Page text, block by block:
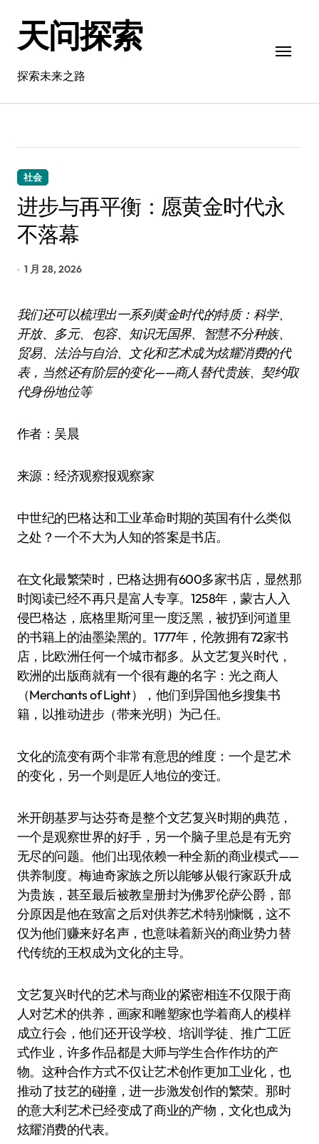
天问探索
探索未来之路
社会
进步与再平衡：愿黄金时代永
不落幕
1 月 28, 2026
我们还可以梳理出一系列黄金时代的特质：科学、
开放、多元、包容、知识无国界、智慧不分种族、
贸易、法治与自治、文化和艺术成为炫耀消费的代
表，当然还有阶层的变化——商人替代贵族、契约取
代身份地位等
作者：吴晨
来源：经济观察报观察家
中世纪的巴格达和工业革命时期的英国有什么类似
之处？一个不大为人知的答案是书店。
在文化最繁荣时，巴格达拥有600多家书店，显然那
时阅读已经不再只是富人专享。1258年，蒙古人入
侵巴格达，底格里斯河里一度泛黑，被扔到河道里
的书籍上的油墨染黑的。1777年，伦敦拥有72家书
店，比欧洲任何一个城市都多。从文艺复兴时代，
欧洲的出版商就有一个很有趣的名字：光之商人
（Merchants of Light），他们到异国他乡搜集书
籍，以推动进步（带来光明）为己任。
文化的流变有两个非常有意思的维度：一个是艺术
的变化，另一个则是匠人地位的变迁。
米开朗基罗与达·芬奇是整个文艺复兴时期的典范，
一个是观察世界的好手，另一个脑子里总是有无穷
无尽的问题。他们出现依赖一种全新的商业模式——
供养制度。梅迪奇家族之所以能够从银行家跃升成
为贵族，甚至最后被教皇册封为佛罗伦萨公爵，部
分原因是他在致富之后对供养艺术特别慷慨，这不
仅为他们赚来好名声，也意味着新兴的商业势力替
代传统的王权成为文化的主导。
文艺复兴时代的艺术与商业的紧密相连不仅限于商
人对艺术的供养，画家和雕塑家也学着商人的模样
成立行会，他们还开设学校、培训学徒、推广工匠
式作业，许多作品都是大师与学生合作作坊的产
物。这种合作方式不仅让艺术创作更加工业化，也
推动了技艺的碰撞，进一步激发创作的繁荣。那时
的意大利艺术已经变成了商业的产物，文化也成为
炫耀消费的代表。